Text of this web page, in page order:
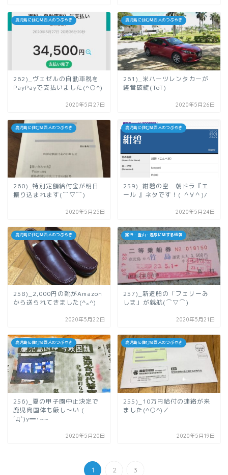
鹿児島に住む関西人のつぶやき
262)_ヴェゼルの自動車税を
PayPayで支払いました(^○^)
2020年5月27日
鹿児島に住む関西人のつぶやき
261)_米ハーツレンタカーが
経営破綻(ToT)
2020年5月26日
鹿児島に住む関西人のつぶやき
260)_特別定額給付金が明日
振り込まれます(⌒▽⌒)
2020年5月25日
鹿児島に住む関西人のつぶやき
259)_紺碧の空 朝ドラ『エ
ール 』ネタです！( ＾∀＾)/
2020年5月24日
鹿児島に住む関西人のつぶやき
258)_2,000円の靴がAmazon
から送られてきました(^｡^)
2020年5月22日
旅行・登山・温泉に関する情報
257)_新造船の「フェリーみ
しま」が就航(⌒▽⌒)
2020年5月21日
鹿児島に住む関西人のつぶやき
256)_夏の甲子園中止決定で
鹿児島国体も厳し〜い (
´Д`)y━･~~
2020年5月20日
鹿児島に住む関西人のつぶやき
255)_10万円給付の連絡が来
ました(^○^)／
2020年5月19日
1 2 3